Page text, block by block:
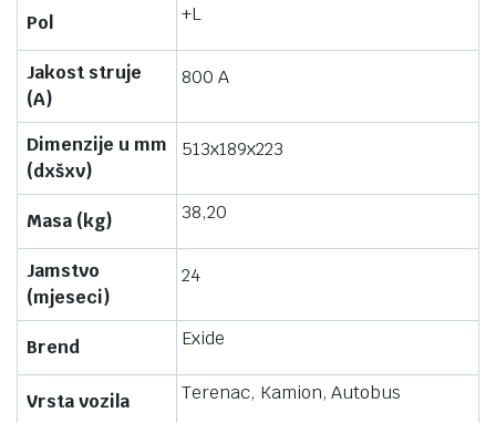
Pol +L
Jakost struje
(A)
800 A
Dimenzije u mm
(dxšxv)
513x189x223
Masa (kg) 38,20
Jamstvo
(mjeseci)
24
Brend Exide
Vrsta vozila Terenac, Kamion, Autobus